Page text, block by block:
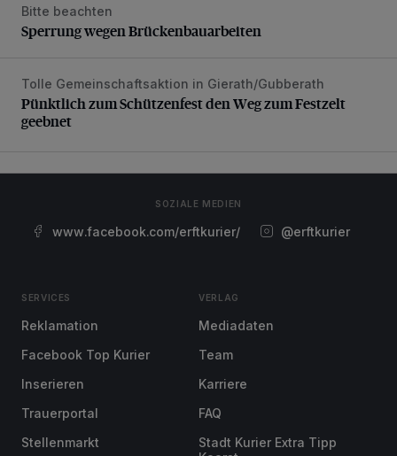
Sperrung wegen Brückenbauarbeiten
Bitte beachten
Sperrung wegen Brückenbauarbeiten
Pünktlich zum Schützenfest den Weg zum Festzelt
Tolle Gemeinschaftsaktion in Gierath/Gubberath
Pünktlich zum Schützenfest den Weg zum Festzelt
geebnet
SOZIALE MEDIEN
www.facebook.com/erftkurier/ @erftkurier
SERVICES
Reklamation
Facebook Top Kurier
Inserieren
Trauerportal
Stellenmarkt
VERLAG
Mediadaten
Team
Karriere
FAQ
Stadt Kurier Extra Tipp